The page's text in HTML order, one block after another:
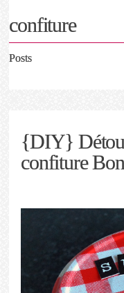
confiture
Posts
{DIY}
confiture